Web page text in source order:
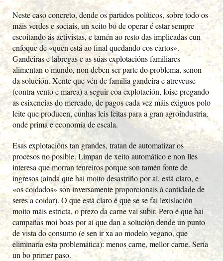
Neste caso concreto, dende os partidos políticos, sobre todo os
máis verdes e sociais, un xeito bo de operar é estar sempre
escoitando ás activistas, e tamén ao resto das implicadas cun
enfoque de «quen está ao final quedando cos cartos».
Gandeiras e labregas e as súas explotacións familiares
alimentan o mundo, non deben ser parte do problema, senon
da solución. Xente que vén de familia gandeira e atreveuse
(contra vento e marea) a seguir coa explotación, foise pregando
as esixencias do mercado, de pagos cada vez máis exiguos polo
leite que producen, cunhas leis feitas para a gran agroindustria,
onde prima e economía de escala.
Esas explotacións tan grandes, tratan de automatizar os
procesos no posible. Limpan de xeito automático e non lles
interesa que morran tenreiros porque son tamén fonte de
ingresos (aínda que hai moito desastriño por aí, está claro, e
«os coidados» son inversamente proporcionais á cantidade de
seres a coidar). O que está claro é que se se fai lexislación
moito máis estricta, o prezo da carne vai subir. Pero é que hai
campañas moi boas por aí que dan a solución dende un punto
de vista do consumo (e sen ir xa ao modelo vegano, que
eliminaría esta problemática): menos carne, mellor carne. Sería
un bo primer paso.